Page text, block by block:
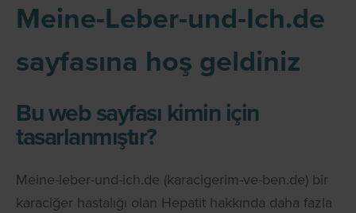
Meine-Leber-und-Ich.de
sayfasına hoş geldiniz
Bu web sayfası kimin için
tasarlanmıştır?
Meine-leber-und-ich.de (karacigerim-ve-ben.de) bir
karaciğer hastalığı olan Hepatit hakkında daha fazla